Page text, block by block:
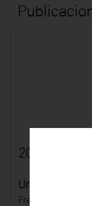
2017
Una música de
Francesc Todó